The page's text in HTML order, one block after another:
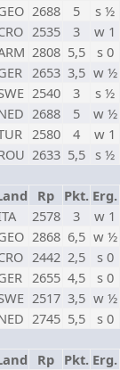
2688 5
s ½
2535 3
w 1
2808 5,5
s 0
2653 3,5 w ½
2540 3
s ½
2688 5
w ½
2580 4
w 1
2633 5,5 s ½
Rp Pkt. Erg.
2578 3
w 1
2868 6,5 w ½
2442 2,5
s 0
2655 4,5
s 0
2517 3,5 w ½
2745 5,5
s 0
Rp Pkt. Erg.